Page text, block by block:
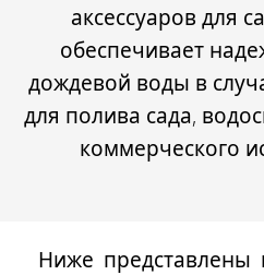
аксессуаров для
обеспечивает
дождевой воды в
для полива сада,
коммерческого
Ниже представлены